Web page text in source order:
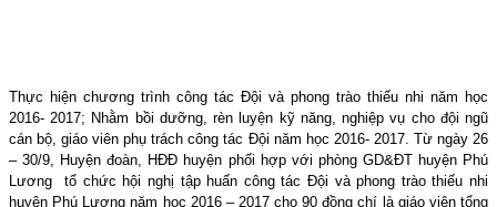
Thực hiện chương trình công tác Đội và phong trào thiếu nhi năm học
2016- 2017; Nhằm bồi dưỡng, rèn luyện kỹ năng, nghiệp vụ cho đội ngũ
cán bộ, giáo viên phụ trách công tác Đội năm học 2016- 2017. Từ ngày 26
– 30/9, Huyện đoàn, HĐĐ huyện phối hợp với phòng GD&ĐT huyện Phú
Lương tổ chức hội nghị tập huấn công tác Đội và phong trào thiếu nhi
huyện Phú Lương năm học 2016 – 2017 cho 90 đồng chí là giáo viên tổng